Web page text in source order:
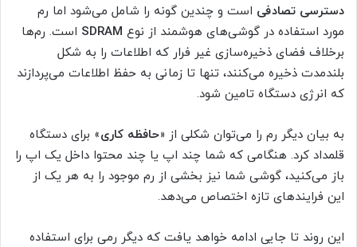
دسترسی تصادفی است و چندین گونه را شامل می‌شود اما رم
مورد استفاده در گوشی‌های هوشمند از نوع SDRAM است. رم‌ها
برخلاف فضای ذخیره‌سازی غیر فرار که اطلاعات را به شکل
بلندمدت ذخیره می‌کنند، تنها تا زمانی به حفظ اطلاعات می‌پردازند
که انرژی دستگاه تامین شود.
به بیان دیگر رم را می‌توان شکلی از «حافظه کاری» برای دستگاه
قلمداد کرد. هنگامی که شما چند اپ یا چند محتوا داخل یک اپ را
باز می‌کنید، گوشی شما نیز بخشی از رم موجود را به هر یک از
این فرایند‌های تازه اختصاص می‌دهد.
این روند تا جایی ادامه خواهد یافت که دیگر رمی برای استفاده